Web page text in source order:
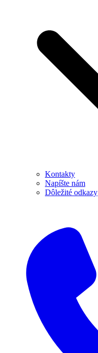
Kontakty
Napíšte nám
Dôležité odkazy